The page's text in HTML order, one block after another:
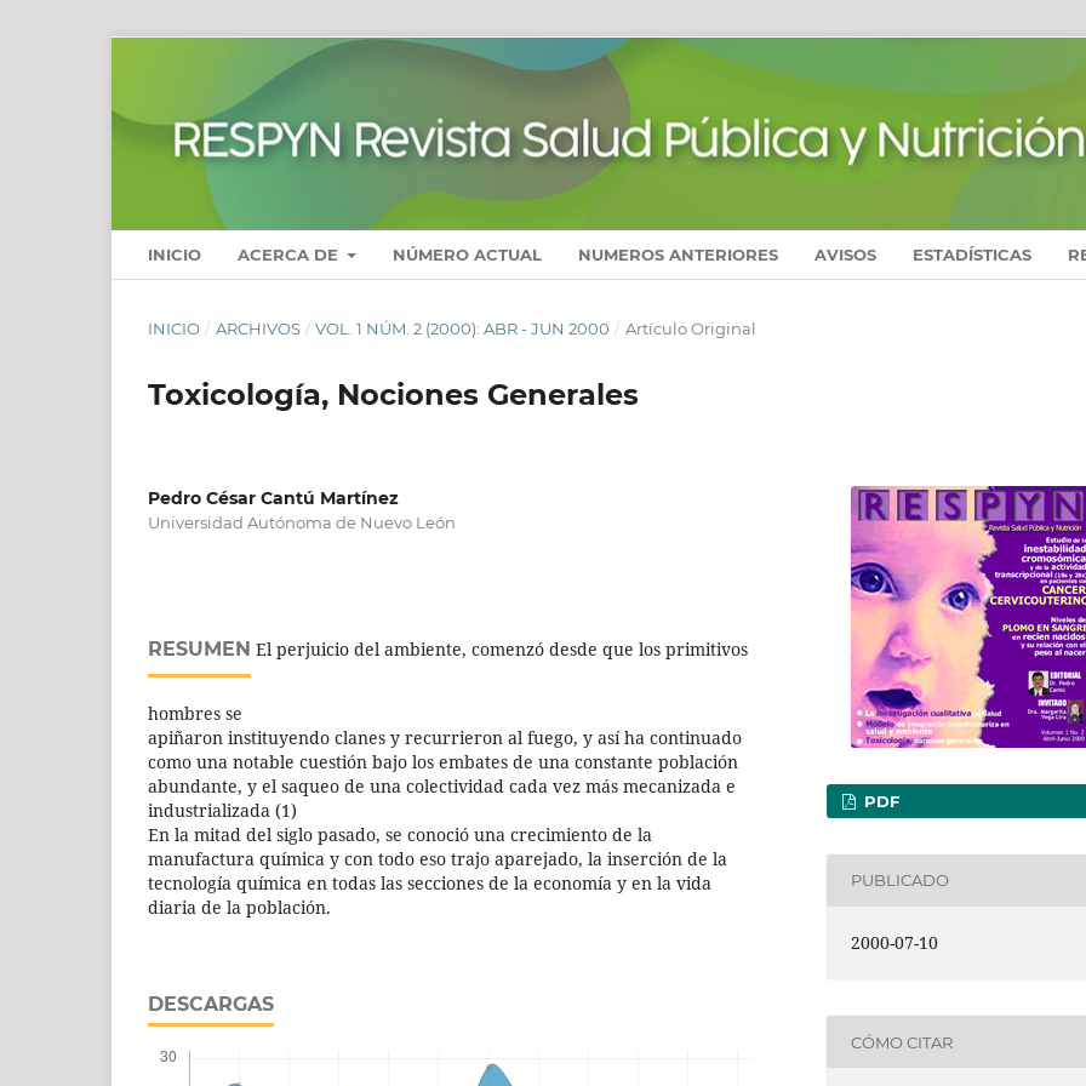
INICIO ACERCA DE NÚMERO ACTUAL NUMEROS ANTERIORES AVISOS ESTADÍSTICAS
INICIO / ARCHIVOS / VOL. 1 NÚM. 2 (2000): ABR - JUN 2000 / Artículo Original
Toxicología, Nociones Generales
Pedro César Cantú Martínez
Universidad Autónoma de Nuevo León
RESUMEN El perjuicio del ambiente, comenzó desde que los primitivos
hombres se
apiñaron instituyendo clanes y recurrieron al fuego, y así ha continuado
como una notable cuestión bajo los embates de una constante población
abundante, y el saqueo de una colectividad cada vez más mecanizada e
industrializada (1)
En la mitad del siglo pasado, se conoció una crecimiento de la
manufactura química y con todo eso trajo aparejado, la inserción de la
tecnología química en todas las secciones de la economía y en la vida
diaria de la población.
DESCARGAS
PDF
PUBLICADO
2000-07-10
CÓMO CITAR